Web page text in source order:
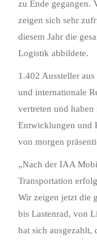
zu Ende gegangen.
zeigen sich sehr
diesem Jahr die
Logistik abbildete.
1.402 Aussteller
und internationale
vertreten und
Entwicklungen und
von morgen
„Nach der IAA
Transportation
Wir zeigen jetzt die
bis Lastenrad, von
hat sich ausgezahlt,